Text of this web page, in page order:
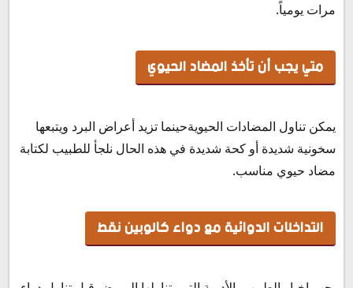
مرات يومياً.
متي يجب أن تأخذ المضاد الحيوي
يمكن تناول المضادات الحيويةحينما تزيد أعراض البرد ويتبعها
سخونية شديدة أو كحة شديدة في هذه الحال نلجأ للطبيب لكتابة
مضاد حيوي مناسب.
التداخلات الدوائية مع دواء كالوبين نقط